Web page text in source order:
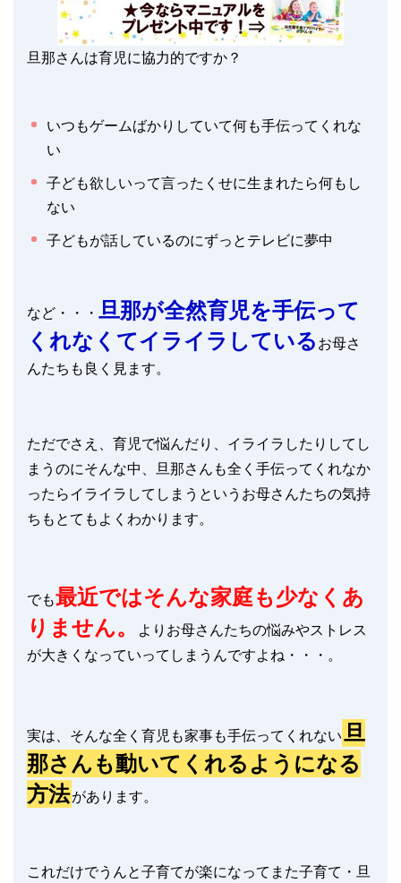
旦那さんは育児に協力的ですか？
いつもゲームばかりしていて何も手伝ってくれな
い
子ども欲しいって言ったくせに生まれたら何もし
ない
子どもが話しているのにずっとテレビに夢中
など・・・ 旦那が全然育児を手伝って
くれなくてイライラしている お母さ
んたちも良く見ます。
ただでさえ、育児で悩んだり、イライラしたりしてし
まうのにそんな中、旦那さんも全く手伝ってくれなか
ったらイライラしてしまうというお母さんたちの気持
ちもとてもよくわかります。
でも最近ではそんな家庭も少なくあ
りません。
よりお母さんたちの悩みやストレス
が大きくなっていってしまうんですよね・・・。
実は、そんな全く育児も家事も手伝ってくれない旦
那さんも動いてくれるようになる
方法があります。
これだけでうんと子育てが楽になってまた子育て・旦